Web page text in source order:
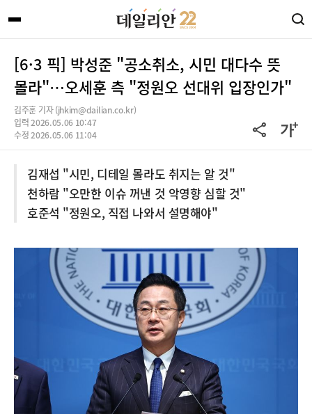
[6·3 픽] 박성준 "공소취소, 시민 대다수 뜻
몰라"…오세훈 측 "정원오 선대위 입장인가"
김주훈 기자 (jhkim@dailian.co.kr)
입력 2026.05.06 10:47
수정 2026.05.06 11:04
김재섭 "시민, 디테일 몰라도 취지는 알 것"
천하람 "오만한 이슈 꺼낸 것 악영향 심할 것"
호준석 "정원오, 직접 나와서 설명해야"